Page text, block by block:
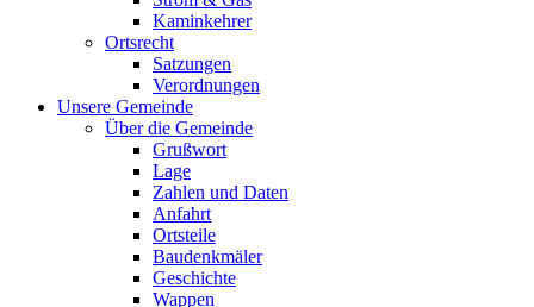
Kaminkehrer
Ortsrecht
Satzungen
Verordnungen
Unsere Gemeinde
Über die Gemeinde
Grußwort
Lage
Zahlen und Daten
Anfahrt
Ortsteile
Baudenkmäler
Geschichte
Wappen